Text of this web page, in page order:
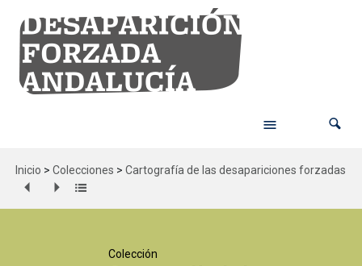
Inicio > Colecciones > Cartografía de las desapariciones forzadas
Colección